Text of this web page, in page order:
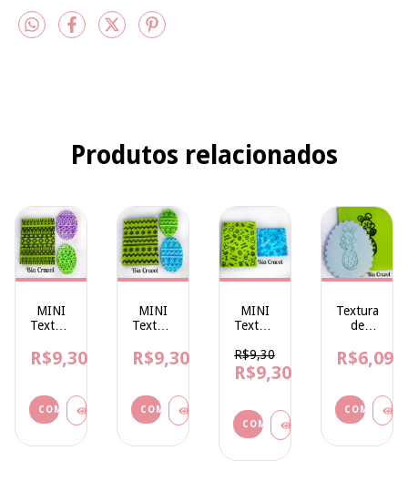
Produtos relacionados
MINI
Textura
Emborrachado
Mod
Triângulo
Coração
-
10x7,5
R$9,30
MINI
Textura
Emborrachado
Mod
ZigZag
Floral -
10x7,5
cm
R$9,30
MINI
Textura
Emborrachado
Mod
42 -
Páscoa
e ovos
-
10x7,5
R$9,30
R$9,30
Textura
de
Páscoa
Mod
Especial
R$6,09